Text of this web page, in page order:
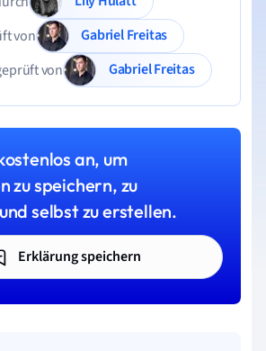
von
Gabriel Freitas
von
Gabriel Freitas
an, um
zu speichern, zu
selbst zu erstellen.
Erklärung speichern